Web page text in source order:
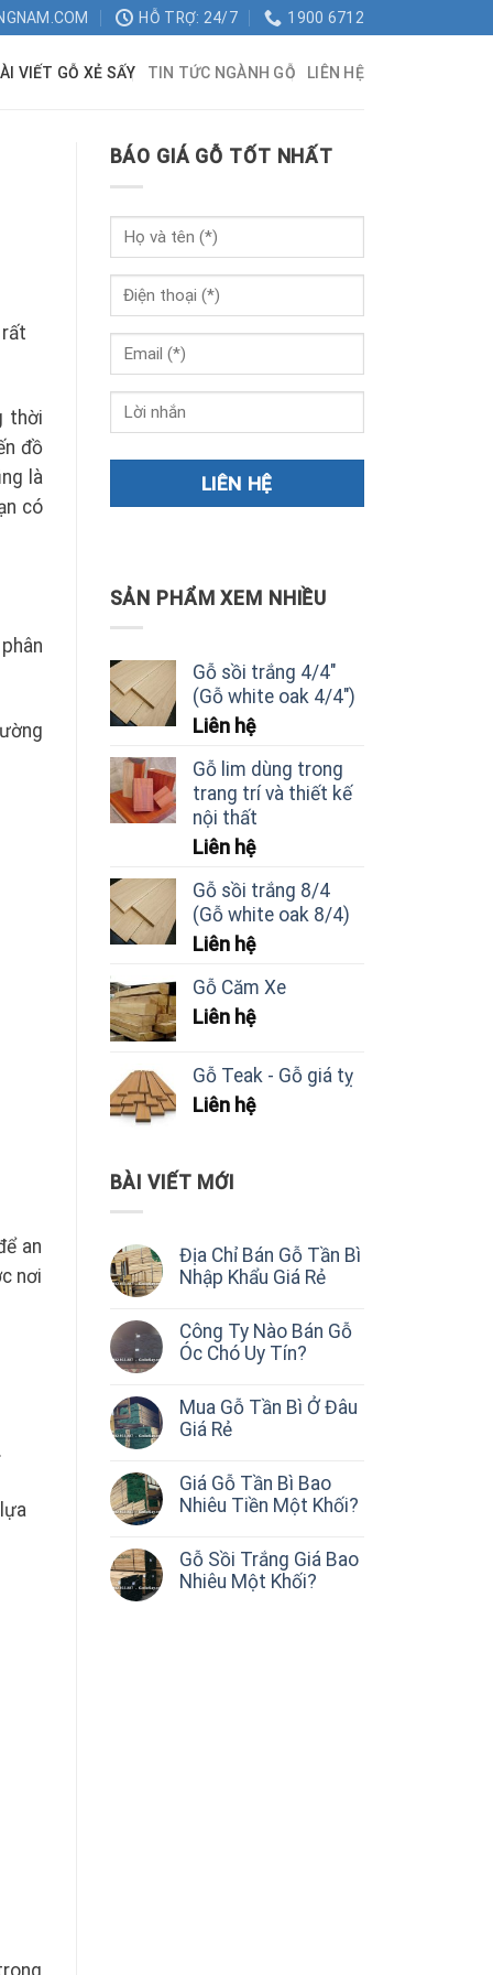
HỖ TRỢ: 24/7 1900 6712
VIẾT GỖ XẺ SẤY TIN TỨC NGÀNH GỖ LIÊN HỆ
thời
đồ
là
có
an
nơi
BÁO GIÁ GỖ TỐT NHẤT
SẢN PHẨM XEM NHIỀU
Gỗ sồi trắng 4/4"
(Gỗ white oak 4/4")
Liên hệ
Gỗ lim dùng trong
trang trí và thiết kế
nội thất
Liên hệ
Gỗ sồi trắng 8/4
(Gỗ white oak 8/4)
Liên hệ
Gỗ Căm Xe
Liên hệ
Gỗ Teak - Gỗ giá tỵ
Liên hệ
BÀI VIẾT MỚI
Địa Chỉ Bán Gỗ Tần Bì
Nhập Khẩu Giá Rẻ
Công Ty Nào Bán Gỗ
Óc Chó Uy Tín?
Mua Gỗ Tần Bì Ở Đâu
Giá Rẻ
Giá Gỗ Tần Bì Bao
Nhiêu Tiền Một Khối?
Gỗ Sồi Trắng Giá Bao
Nhiêu Một Khối?